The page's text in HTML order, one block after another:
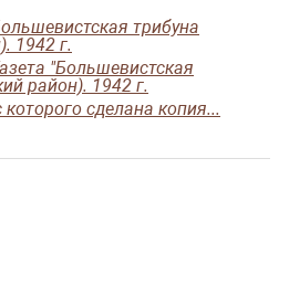
трибуна
1942 г.
"Большевистская
район). 1942 г.
сделана копия...